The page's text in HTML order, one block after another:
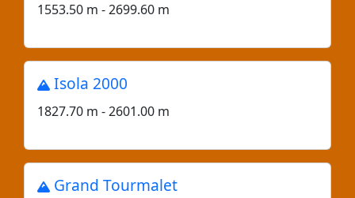
1553.50 m - 2699.60 m
Isola 2000
1827.70 m - 2601.00 m
Grand Tourmalet